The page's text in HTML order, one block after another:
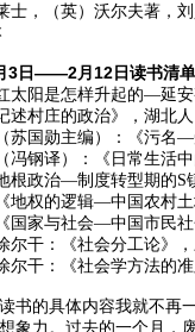
士，（英）沃尔夫著，
3日——2月12日读书清
太阳是怎样升起的—延
述村庄的政治》，湖北
苏国勋主编）：《污名
冯钢译）：《日常生活
根政治—制度转型期的S
地权的逻辑—中国农村
国家与社会—中国市民
尔干：《社会分工论》
尔干：《社会学方法的
的具体内容我就不再一
力。过去的一个月，废